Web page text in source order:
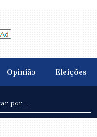
Opinião Eleições